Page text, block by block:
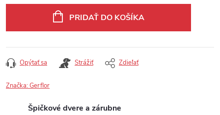
PRIDAŤ DO KOŠÍKA
Opýtať sa Strážiť Zdieľať
Značka:Gerflor
Špičkové dvere a zárubne